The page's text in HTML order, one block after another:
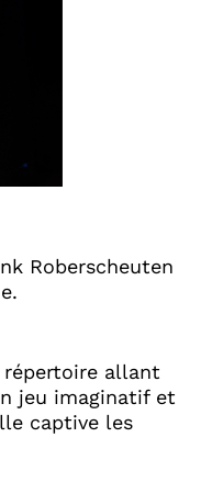
Roberscheuten
allant
jeu imaginatif et
captive les